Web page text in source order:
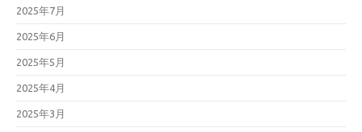
2025年7月
2025年6月
2025年5月
2025年4月
2025年3月